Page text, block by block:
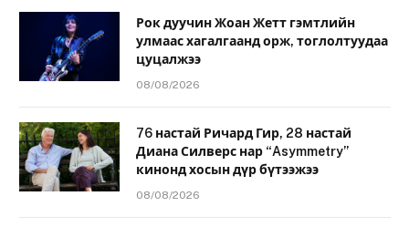
Рок дуучин Жоан Жетт гэмтлийн
улмаас хагалгаанд орж, тоглолтуудаа
цуцалжээ
08/08/2026
76 настай Ричард Гир, 28 настай
Диана Силверс нар “Asymmetry”
кинонд хосын дүр бүтээжээ
08/08/2026